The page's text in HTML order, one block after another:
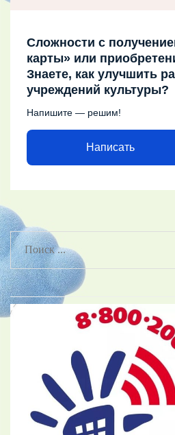
Сложности с
карты» или
Знаете, как улучшить
учреждений культуры?
Напишите — решим!
Написать